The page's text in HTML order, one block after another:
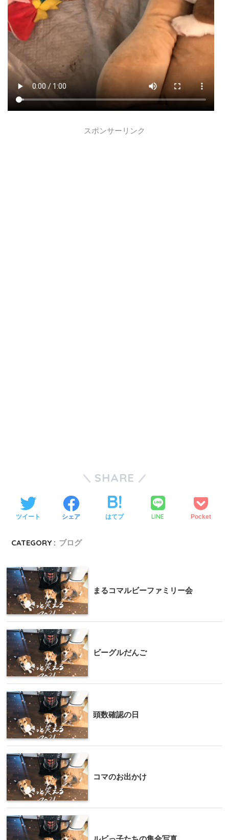
スポンサーリンク
SHARE
ツイート シェア はてブ LINE Pocket
CATEGORY : ブログ
まるコマルビーファミリー会
ビーグルだんご
頭数確認の日
コマのお出かけ